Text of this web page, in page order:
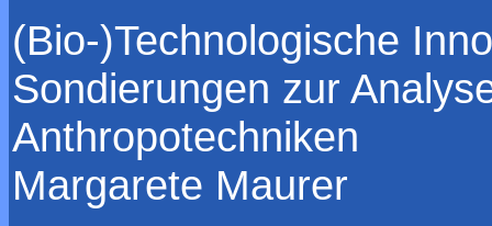
(Bio-)Technologische
Sondierungen zur
Anthropotechniken
Margarete Maurer